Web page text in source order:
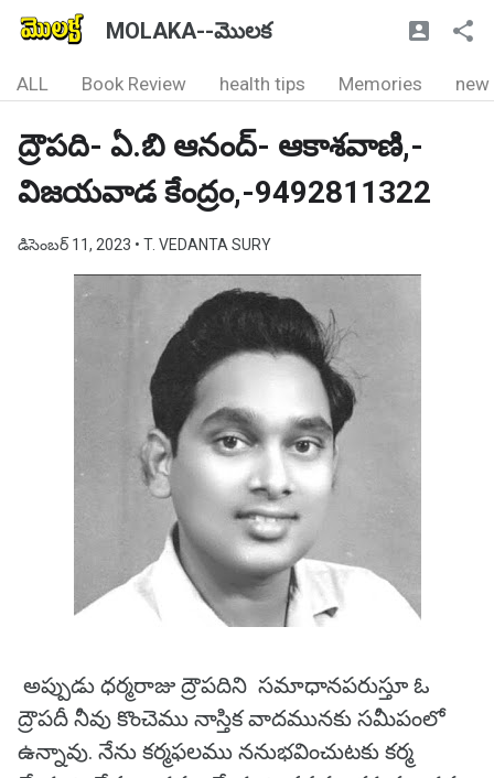
MOLAKA--మొలక
ALL Book Review health tips Memories new
ద్రౌపది- ఏ.బి ఆనంద్- ఆకాశవాణి,-
విజయవాడ కేంద్రం,-9492811322
డిసెంబర్ 11, 2023 • T. VEDANTA SURY
అప్పుడు ధర్మరాజు ద్రౌపదిని సమాధానపరుస్తూ ఓ
ద్రౌపదీ నీవు కొంచెము నాస్తిక వాదమునకు సమీపంలో
ఉన్నావు. నేను కర్మఫలము ననుభవించుటకు కర్మ